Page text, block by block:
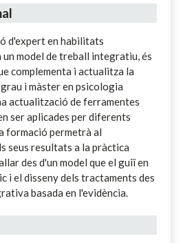
d'expert en habilitats
model de treball integratiu, és
complementa i actualitza la
i màster en psicologia
actualització de ferramentes
ser aplicades per diferents
formació permetrà al
seus resultats a la pràctica
des d'un model que el guiï en
i el disseny dels tractaments des
basada en l'evidència.